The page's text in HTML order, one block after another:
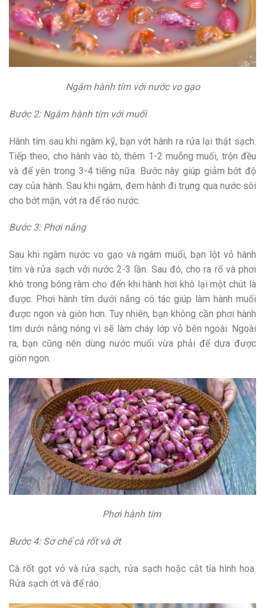
Ngâm hành tím với nước vo gạo
Bước 2: Ngâm hành tím với muối
Hành tím sau khi ngâm kỹ, bạn vớt hành ra rửa lại thật sạch.
Tiếp theo, cho hành vào tô, thêm 1-2 muỗng muối, trộn đều
và để yên trong 3-4 tiếng nữa. Bước này giúp giảm bớt độ
cay của hành. Sau khi ngâm, đem hành đi trụng qua nước sôi
cho bớt mặn, vớt ra để ráo nước.
Bước 3: Phơi nắng
Sau khi ngâm nước vo gạo và ngâm muối, bạn lột vỏ hành
tím và rửa sạch với nước 2-3 lần. Sau đó, cho ra rổ và phơi
khô trong bóng râm cho đến khi hành hơi khô lại một chút là
được. Phơi hành tím dưới nắng có tác giúp làm hành muối
được ngon và giòn hơn. Tuy nhiên, bạn không cần phơi hành
tím dưới nắng nóng vì sẽ làm cháy lớp vỏ bên ngoài. Ngoài
ra, bạn cũng nên dùng nước muối vừa phải để dưa được
giòn ngon.
Phơi hành tím
Bước 4: Sơ chế cà rốt và ớt
Cà rốt gọt vỏ và rửa sạch, rửa sạch hoặc cắt tỉa hình hoa.
Rửa sạch ớt và để ráo.